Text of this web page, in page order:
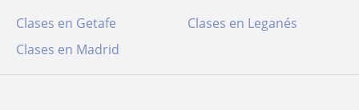
Clases en Getafe
Clases en Leganés
Clases en Madrid